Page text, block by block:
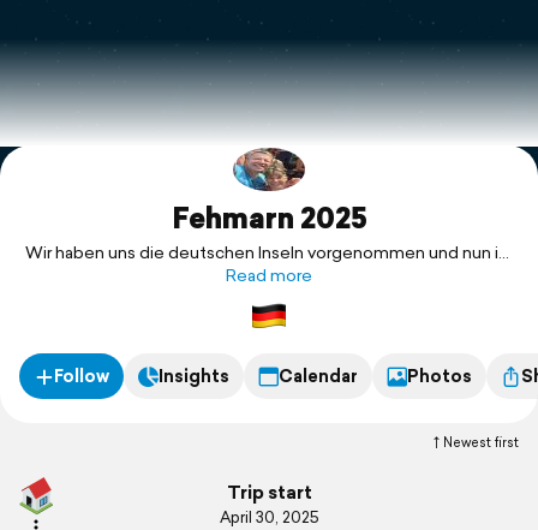
Print a book
Flyover video
Explore
Fehmarn 2025
Wir haben uns die deutschen Inseln vorgenommen und nun ist
Fehmarn dran. Mit Feiertag, Brückentag und Urlaub reicht die
Zeit, die Insel hauptsächlich mit dem Rad zu erkunden.
Read more
Follow Insights Calendar Photos
Newest first
Trip start
April 30, 2025